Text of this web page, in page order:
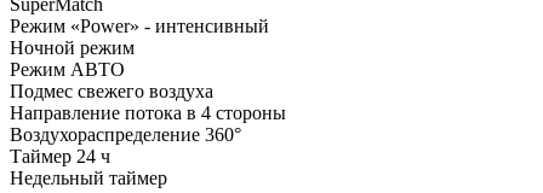
Режим «Power» - интенсивный
Ночной режим
Режим АВТО
Подмес свежего воздуха
Направление потока в 4 стороны
Воздухораспределение 360°
Таймер 24 ч
Недельный таймер